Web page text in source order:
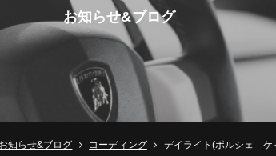
お知らせ&ブログ
お知らせ&ブログ コーディング デイライト(ポルシェ ケ